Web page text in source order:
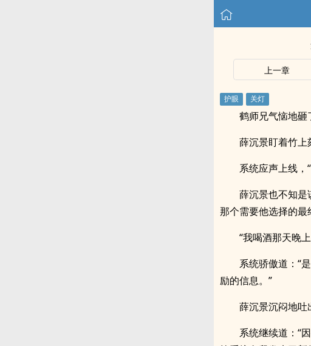
上一章
鹤师兄气恼地砸
薛沉景盯着竹上
系统应声上线，
薛沉景也不知是
那个需要他选择的最
“我喝酒那天晚
系统骄傲道：“
励的信息。”
薛沉景沉闷地吐
系统继续道：“